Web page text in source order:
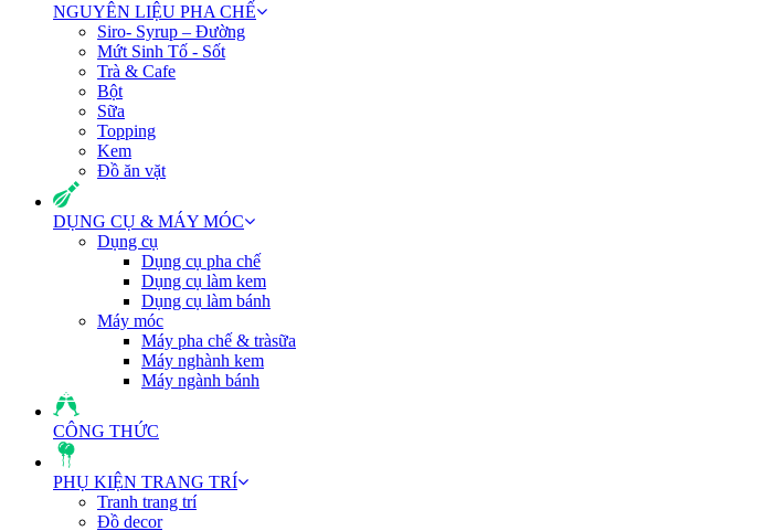
NGUYÊN LIỆU PHA CHẾ
Siro- Syrup – Đường
Mứt Sinh Tố - Sốt
Trà & Cafe
Bột
Sữa
Topping
Kem
Đồ ăn vặt
DỤNG CỤ & MÁY MÓC
Dụng cụ
Dụng cụ pha chế
Dụng cụ làm kem
Dụng cụ làm bánh
Máy móc
Máy pha chế & tràsữa
Máy nghành kem
Máy ngành bánh
CÔNG THỨC
PHỤ KIỆN TRANG TRÍ
Tranh trang trí
Đồ decor